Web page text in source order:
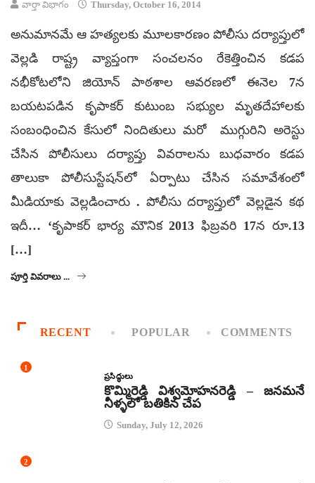
వార్తా విభాగం Thursday, October 16, 2014
అనుమానమే ఆ హత్యలకు మూలకారణం పోలీసు దర్యాప్తులో
వెల్లడి రాష్ట్ర వ్యాప్తంగా సంచలనం రేకెత్తించిన కడప
నభీకోటలోని జియోన్ పాఠశాల ఆవరణలో ఈనెల 7న
బయటపడిన కృపాకర్ కుటుంబ సభ్యుల మృతదేహాలకు
సంబంధించిన కేసులో నిందితులు మరో ముగ్గురిని అరెస్టు
చేసిన పోలీసులు దర్యాప్తు వివరాలను బుధవారం కడప
తాలుకా పోలీసుస్టేషన్‌లో ఏర్పాటు చేసిన సమావేశంలో
మీడియాకు వెల్లడించారు . పోలీసు దర్యాప్తులో వెల్లడైన కథ
ఇదీ… ‘కృపాకర్ భార్య మౌనిక 2013 ఫిబ్రవరి 17న రూ.13
[…]
పూర్తి వివరాలు ...
RECENT POPULAR COMMENTS
1
ప్రసిద్ధులు
కొమ్మిరెడ్డి విశ్వమోహనరెడ్డి – జనమనే
నీళ్ళలో బతికిన చేప
Sunday, July 12, 2026
2